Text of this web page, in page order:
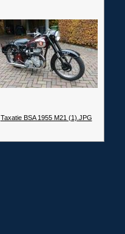
Taxatie BSA 1955 M21 (1).JPG